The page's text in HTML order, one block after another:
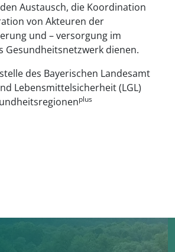
Austausch, die Koordination
von Akteuren der
und – versorgung im
Gesundheitsnetzwerk dienen.
des Bayerischen Landesamt
Lebensmittelsicherheit (LGL)
plus